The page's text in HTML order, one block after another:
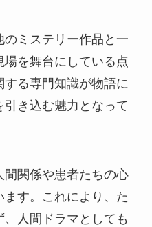
のミステリー作品と一
を舞台にしている点
る専門知識が物語に
引き込む魅力となって
間関係や患者たちの心
す。これにより、た
人間ドラマとしても